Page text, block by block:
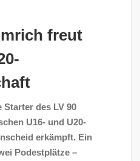
freut
Starter des LV 90
U16- und U20-
erkämpft. Ein
Podestplätze –